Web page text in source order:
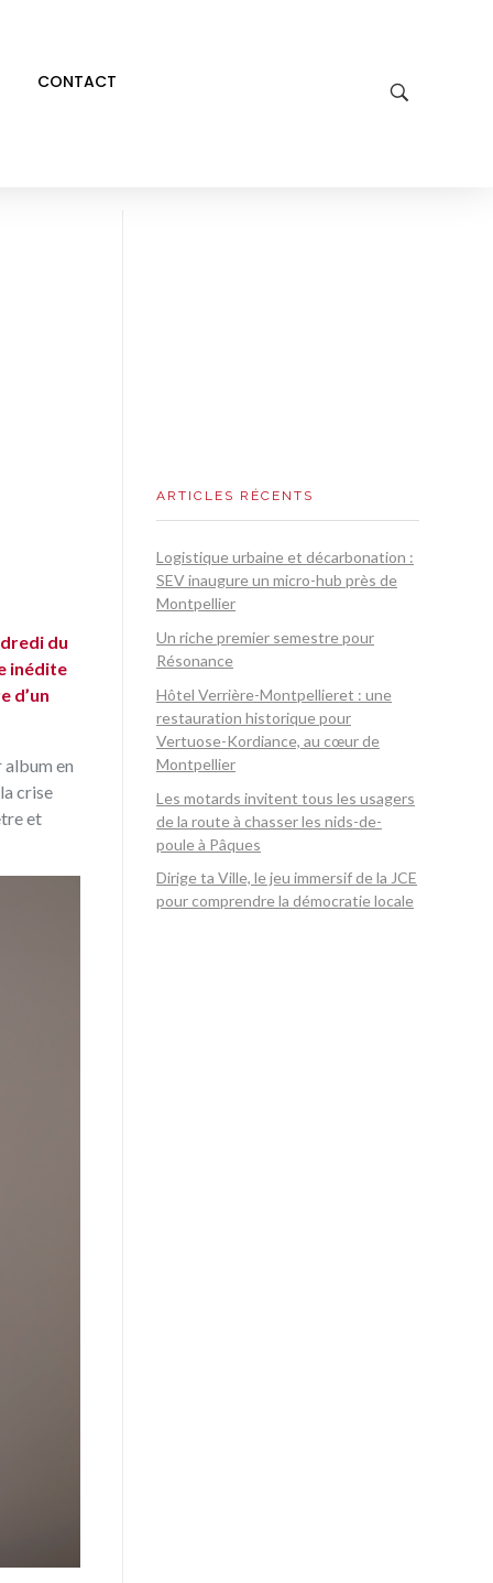
CONTACT
du
inédite
d’un
album en
crise
et
ARTICLES RÉCENTS
Logistique urbaine et décarbonation :
SEV inaugure un micro-hub près de
Montpellier
Un riche premier semestre pour
Résonance
Hôtel Verrière-Montpellieret : une
restauration historique pour
Vertuose-Kordiance, au cœur de
Montpellier
Les motards invitent tous les usagers
de la route à chasser les nids-de-
poule à Pâques
Dirige ta Ville, le jeu immersif de la JCE
pour comprendre la démocratie locale